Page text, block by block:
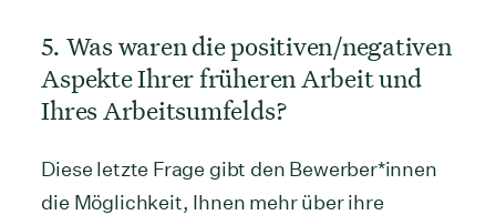
5. Was waren die positiven/negativen
Aspekte Ihrer früheren Arbeit und
Ihres Arbeitsumfelds?
Diese letzte Frage gibt den Bewerber*innen
die Möglichkeit, Ihnen mehr über ihre